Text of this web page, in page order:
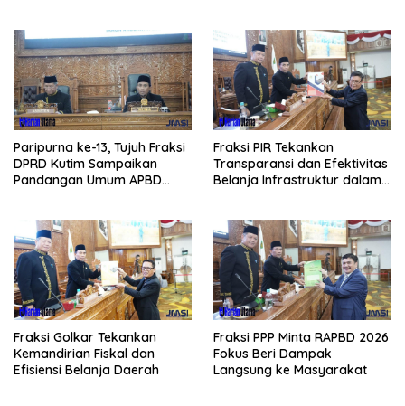
Paripurna ke-13, Tujuh Fraksi
DPRD Kutim Sampaikan
Pandangan Umum APBD
Fraksi PIR Tekankan
Transparansi dan Efektivitas
Belanja Infrastruktur dalam
Fraksi Golkar Tekankan
Kemandirian Fiskal dan
Efisiensi Belanja Daerah
Fraksi PPP Minta RAPBD 2026
Fokus Beri Dampak
Langsung ke Masyarakat